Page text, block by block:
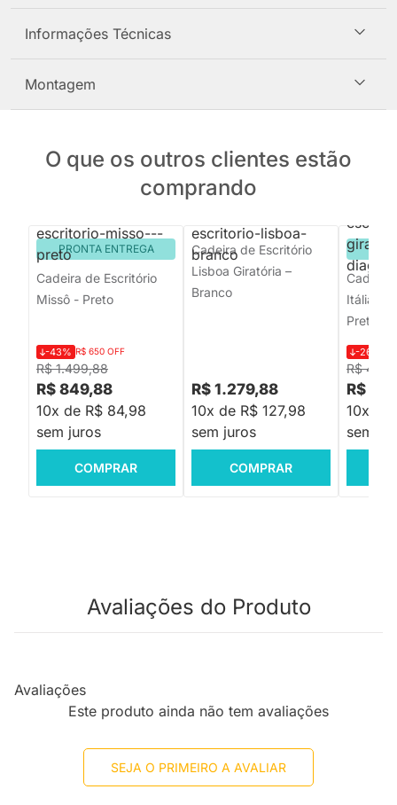
Informações Técnicas
Montagem
O que os outros clientes estão
comprando
PRONTA ENTREGA
Cadeira de Escritório
Missô - Preto
R$ 1.499,88
-43% R$ 650 OFF
R$ 849,88
10x de R$ 84,98
sem juros
COMPRAR
Cadeira de Escritório
Lisboa Giratória –
Branco
R$ 1.279,88
10x de R$ 127,98
sem juros
COMPRAR
Cadeira
Itália
Preta
R$
-26%
R$
10x de
sem
Avaliações do Produto
Avaliações
Este produto ainda não tem avaliações
SEJA O PRIMEIRO A AVALIAR